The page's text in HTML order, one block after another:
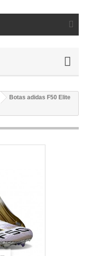
Botas adidas F50 Elite